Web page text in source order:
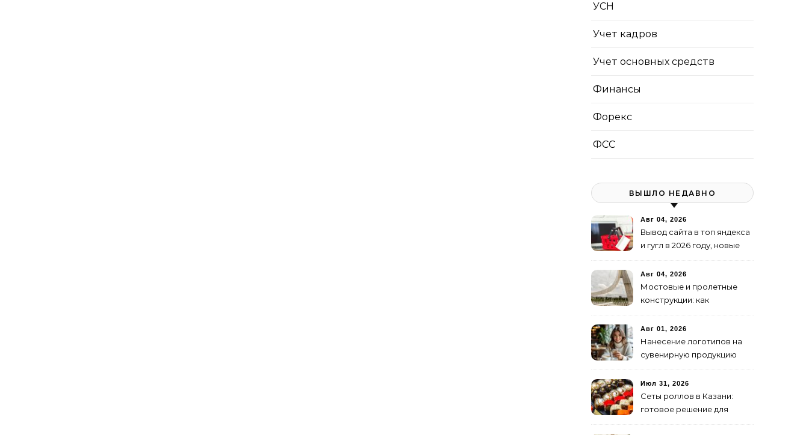
УСН
Учет кадров
Учет основных средств
Финансы
Форекс
ФСС
ВЫШЛО НЕДАВНО
Авг 04, 2026
Вывод сайта в топ яндекса
и гугл в 2026 году, новые
Авг 04, 2026
Мостовые и пролетные
конструкции: как
изготовление и поставку
Авг 01, 2026
Нанесение логотипов на
сувенирную продукцию
Июл 31, 2026
Сеты роллов в Казани:
готовое решение для